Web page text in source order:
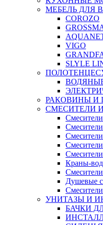
МЕБЕЛЬ ДЛЯ
COROZO
VIGO
SLYLE
РАКОВИНЫ И
СМЕСИТЕЛИ
Краны-
Душевые
УНИТАЗЫ И
БАЧКИ